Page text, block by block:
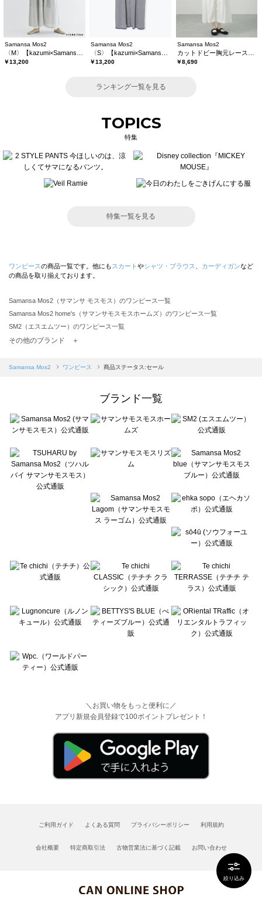
絞り込み
Samansa Mos2
￥13,200
Samansa Mos2
￥13,200
Samansa Mos2
￥8,690
ランキング一覧を見る
TOPICS
特集
特集一覧を見る
ワンピースの商品一覧です。他にも スカート やシャツ・ブラウス カーディガンなど
の商品を取り揃えております。
Samansa Mos2（サマンサ モスモス）のワンピース一覧
Samansa Mos2 home's（サマンサモスモスホームズ）のワンピース一覧
SM2（エスエムツー）のワンピース一覧
TSUHARU by Samansa Mos2（ツハルバイサマンサモスモス）のワンピース一覧
Samansa Mos2 blue（サマンサモスモス ブルー）のワンピース一覧
sō4ū（ソウフォーユー）のワンピース一覧
Te chichi（テチチ）のワンピース一覧
Te chichi CLASSIC（テチチ クラシック）のワンピース一覧
Lugnoncure（ルノンキュール）のワンピース一覧
BETTY'S BLUE（べティーズブルー）のワンピース一覧
Wpc.（ワールドパーティー）のワンピース一覧
その他のブランド ＋
Samansa Mos2 ワンピース 商品ステータス:セール
ブランド一覧
＼お買い物をもっと便利に／
アプリ新規会員登録で100ポイントプレゼント！
ご利用ガイド よくある質問 プライバシーポリシー 利用規約
会社概要 特定商取引法 古物営業法に基づく記載 お問い合わせ